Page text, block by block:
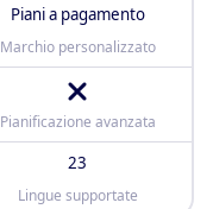
Piani a pagamento
Marchio personalizzato
Pianificazione avanzata
23
Lingue supportate